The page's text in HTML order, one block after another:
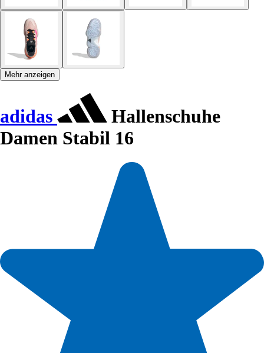
Mehr anzeigen
adidas
Hallenschuhe
Damen Stabil 16